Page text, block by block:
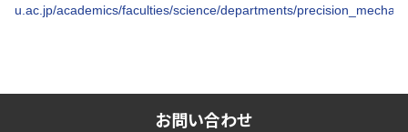
u.ac.jp/academics/faculties/science/departments/precision_mecha/
お問い合わせ